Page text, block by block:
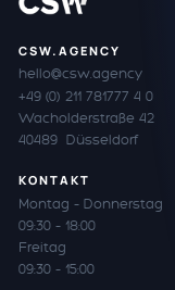
CSW.AGENCY
hello@csw.agency
+49 (0) 211 781777 4 0
Wacholderstraße 42
40489 Düsseldorf
KONTAKT
Montag – Donnerstag
09:30 – 18:00
Freitag
09:30 – 15:00